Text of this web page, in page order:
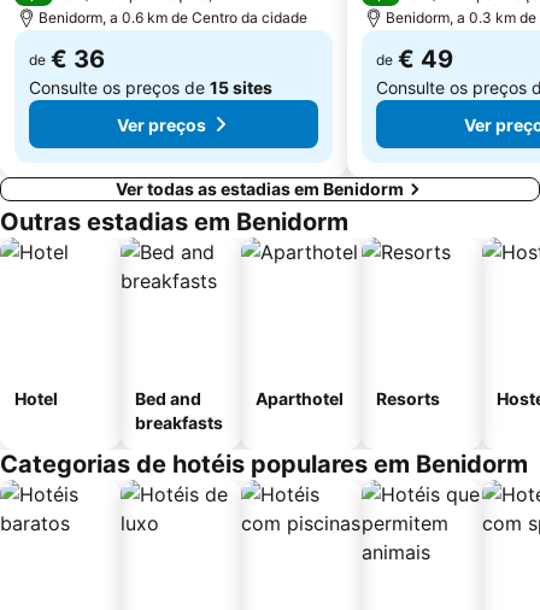
Benidorm, a 0.6 km de Centro da cidade
de € 36
Consulte os preços de 15 sites
Ver preços
Benidorm, a 0.3 km
de € 49
Consulte os preços
Ver
Ver todas as estadias em Benidorm
Outras estadias em Benidorm
Hotel
Bed and
breakfasts
Aparthotel Resorts
Categorias de hotéis populares em Benidorm